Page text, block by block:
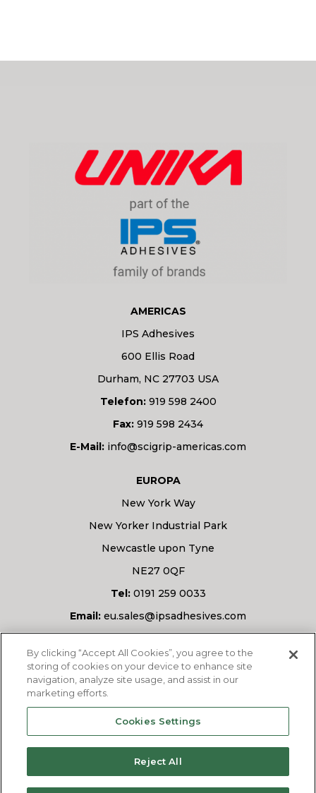
AMERICAS
IPS Adhesives
600 Ellis Road
Durham, NC 27703 USA
Telefon:919 598 2400
Fax: 919 598 2434
E-Mail: info@scigrip-americas.com
EUROPA
New York Way
New Yorker Industrial Park
Newcastle upon Tyne
NE27 0QF
Tel:0191 259 0033
Email: eu.sales@ipsadhesives.com
Haben Sie eine Frage?
By clicking “Accept All Cookies”, you agree to the
storing of cookies on your device to enhance site
navigation, analyze site usage, and assist in our
marketing efforts.
Cookies Settings
Reject All